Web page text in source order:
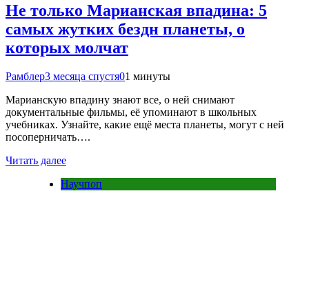
Не только Марианская впадина: 5
самых жутких бездн планеты, о
которых молчат
Рамблер3 месяца спустя01 минуты
Марианскую впадину знают все, о ней снимают
документальные фильмы, её упоминают в школьных
учебниках. Узнайте, какие ещё места планеты, могут с ней
посоперничать….
Читать далее
Научпоп